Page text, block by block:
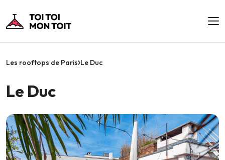
Les rooftops de Paris Le Duc
Le Duc